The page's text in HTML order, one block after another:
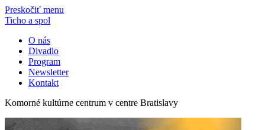
Preskočiť menu
Ticho a spol
O nás
Divadlo
Program
Newsletter
Kontakt
Komorné kultúrne centrum v centre Bratislavy